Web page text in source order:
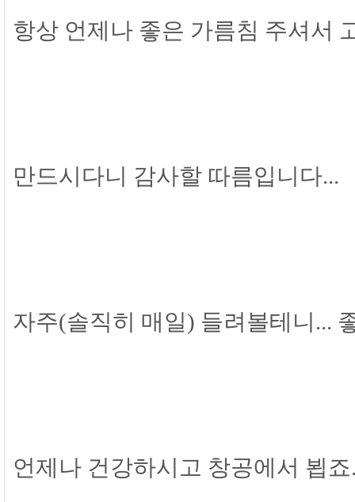
항상 언제나 좋은 가름침 주셔서
만드시다니 감사할 따름입니다...
자주(솔직히 매일) 들려볼테니...
언제나 건강하시고 창공에서 뵙죠